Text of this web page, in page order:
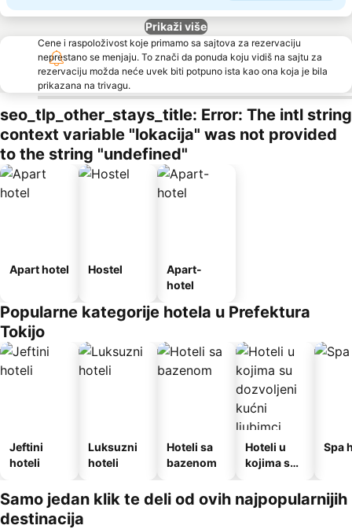
Prikaži više
Cene i raspoloživost koje primamo sa sajtova za rezervaciju
neprestano se menjaju. To znači da ponuda koju vidiš na sajtu za
rezervaciju možda neće uvek biti potpuno ista kao ona koja je bila
prikazana na trivagu.
seo_tlp_other_stays_title: Error: The intl string
context variable "lokacija" was not provided
to the string "undefined"
Apart hotel Hostel
Apart-
hotel
Popularne kategorije hotela u Prefektura
Tokijo
Jeftini
hoteli
Luksuzni
hoteli
Hoteli sa
bazenom
Hoteli u
kojima su
kućni
ljubimci
Spa
Samo jedan klik te deli od ovih najpopularnijih
destinacija